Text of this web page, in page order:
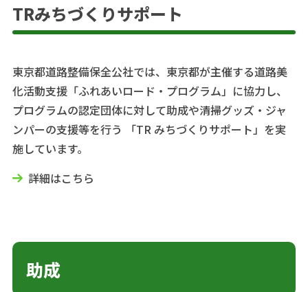
TRみちづくりサポート
東京都道路整備保全公社では、東京都が主催する道路美
化活動支援「ふれあいロード・プログラム」に協力し、
プログラムの認定団体に対して助成や清掃グッズ・ジャ
ンパーの支援等を行う 「TR みちづくりサポート」を実
施しています。
詳細はこちら
助成